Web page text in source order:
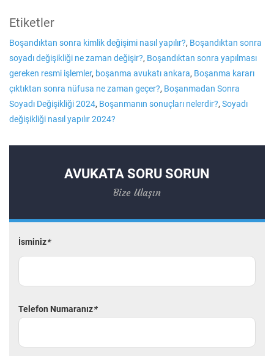
Etiketler
Boşandıktan sonra kimlik değişimi nasıl yapılır?, Boşandıktan sonra
soyadı değişikliği ne zaman değişir?, Boşandıktan sonra yapılması
gereken resmi işlemler, boşanma avukatı ankara, Boşanma kararı
çıktıktan sonra nüfusa ne zaman geçer?, Boşanmadan Sonra
Soyadı Değişikliği 2024, Boşanmanın sonuçları nelerdir?, Soyadı
değişikliği nasıl yapılır 2024?
AVUKATA SORU SORUN
Bize Ulaşın
İsminiz*
Telefon Numaranız*